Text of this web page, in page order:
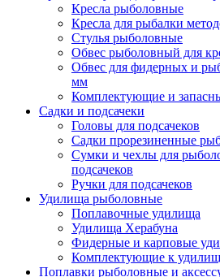
Кресла рыболовные
Кресла для рыбалки
Стулья рыболовные
Обвес рыболовный для
Обвес для фидерных и
мм
Комплектующие и
Садки и подсачеки
Головы для подсачеков
Садки прорезиненные
Сумки и чехлы для
подсачеков
Ручки для подсачеков
Удилища рыболовные
Поплавочные удилища
Удилища Херабуна
Фидерные и карповые
Комплектующие к
Поплавки рыболовные и